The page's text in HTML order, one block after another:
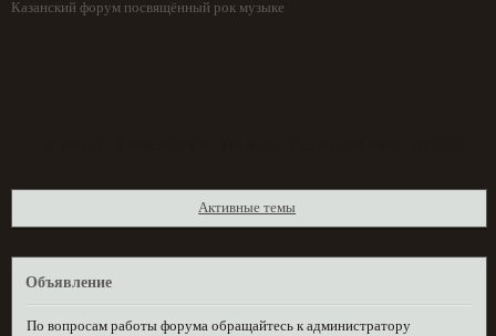
Казанский форум посвящённый рок музыке
Активные темы
Объявление
По вопросам работы форума обращайтесь к администратору